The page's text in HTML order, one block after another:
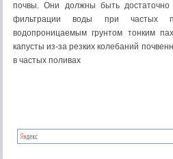
почвы. Они должны быть
фильтрации воды при частых
водопроницаемым грунтом тонким
капусты из-за резких колебаний
в частых поливах